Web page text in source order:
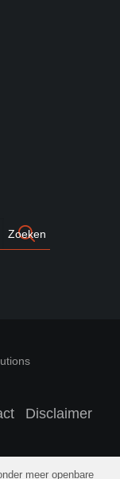
Disclaimer
meer openbare